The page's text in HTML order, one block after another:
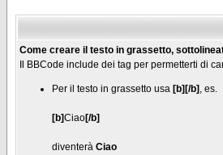
Come creare il testo in grassetto,
Il BBCode include dei tag per permetterti di
Per il testo in grassetto usa [b][/b] , es.
[b]Ciao[/b]
diventerà Ciao